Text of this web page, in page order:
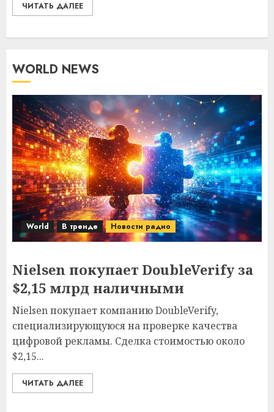
ЧИТАТЬ ДАЛЕЕ
WORLD NEWS
World В тренде Новости радио
Nielsen покупает DoubleVerify за
$2,15 млрд наличными
Nielsen покупает компанию DoubleVerify,
специализирующуюся на проверке качества
цифровой рекламы. Сделка стоимостью около
$2,15...
ЧИТАТЬ ДАЛЕЕ